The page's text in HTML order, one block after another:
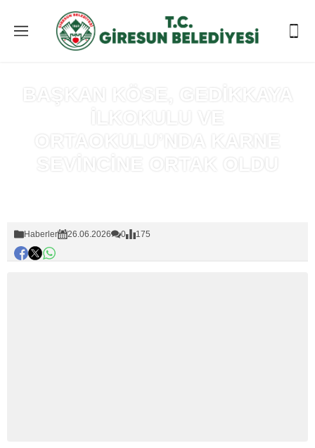
BAŞKAN KÖSE, GEDİKKAYA
İLKOKULU VE
ORTAOKULU’NDA KARNE
SEVİNCİNE ORTAK OLDU
Haberler 26.06.2026 0 175